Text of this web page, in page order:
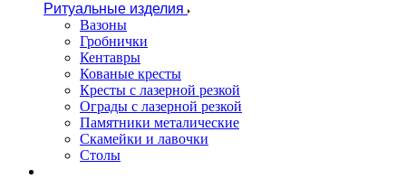
Ритуальные изделия
Вазоны
Гробнички
Кентавры
Кованые кресты
Кресты с лазерной резкой
Ограды с лазерной резкой
Памятники металические
Скамейки и лавочки
Столы